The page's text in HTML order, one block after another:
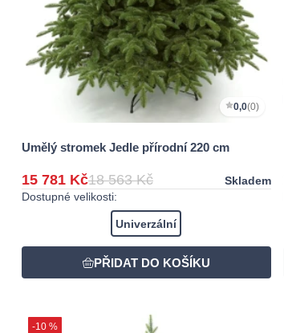
0,0(0)
Umělý stromek Jedle přírodní 220 cm
15 781 Kč18 563 Kč
Skladem
Dostupné velikosti:
Univerzální
-10 %